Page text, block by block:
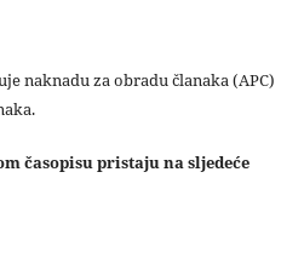
za obradu članaka (APC)
časopisu pristaju na sljedeće